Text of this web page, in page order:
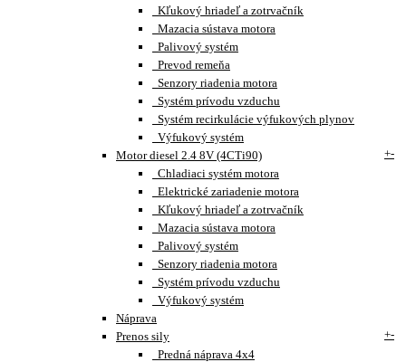
Kľukový hriadeľ a zotrvačník
Mazacia sústava motora
Palivový systém
Prevod remeňa
Senzory riadenia motora
Systém prívodu vzduchu
Systém recirkulácie výfukových plynov
Výfukový systém
Motor diesel 2.4 8V (4CTi90)
+-
Chladiaci systém motora
Elektrické zariadenie motora
Kľukový hriadeľ a zotrvačník
Mazacia sústava motora
Palivový systém
Senzory riadenia motora
Systém prívodu vzduchu
Výfukový systém
Náprava
Prenos sily
+-
Predná náprava 4x4